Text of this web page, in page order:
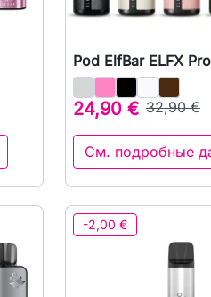
 Быстрый
Pod ElfBar ELFX Pro
24,90 € 32,90 €
См. подробные
-2,00 €